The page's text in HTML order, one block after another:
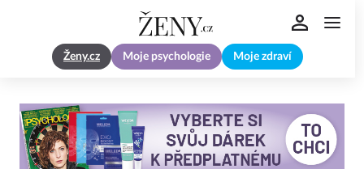
Ženy.cz Moje psychologie Moje zdraví